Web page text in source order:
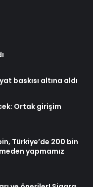
baskısı altına aldı
Ortak girişim
Türkiye’de 200 bin
yapmamız